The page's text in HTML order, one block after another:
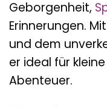
Geborgenheit,
Erinnerungen.
und dem
er ideal für
Abenteuer.